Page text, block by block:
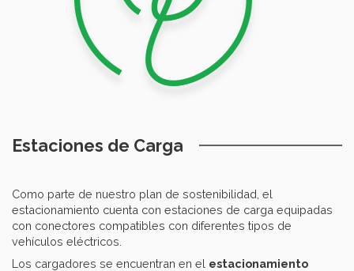
Estaciones de Carga
Como parte de nuestro plan de sostenibilidad, el
estacionamiento cuenta con estaciones de carga equipadas
con conectores compatibles con diferentes tipos de
vehículos eléctricos.
Los cargadores se encuentran en el estacionamiento